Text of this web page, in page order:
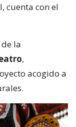
cuenta con el
la
,
acogido a